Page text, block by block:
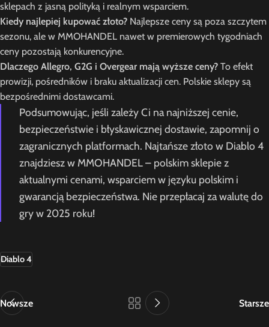
sklepach z jasną polityką i realnym wsparciem.
Kiedy najlepiej kupować złoto? Najlepsze ceny są poza szczytem
sezonu, ale w MMOHANDEL nawet w premierowych tygodniach
ceny pozostają konkurencyjne.
Dlaczego Allegro, G2G i Overgear mają wyższe ceny? To efekt
prowizji, pośredników i braku aktualizacji cen. Polskie sklepy są
bezpośrednimi dostawcami.
Podsumowując, jeśli zależy Ci na najniższej cenie,
bezpieczeństwie i błyskawicznej dostawie, zapomnij o
zagranicznych platformach. Najtańsze złoto w Diablo 4
znajdziesz w MMOHANDEL – polskim sklepie z
aktualnymi cenami, wsparciem w języku polskim i
gwarancją bezpieczeństwa. Nie przepłacaj za walutę do
gry w 2025 roku!
Diablo 4
Nowsze Starsze